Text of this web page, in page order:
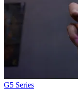
G5 Series